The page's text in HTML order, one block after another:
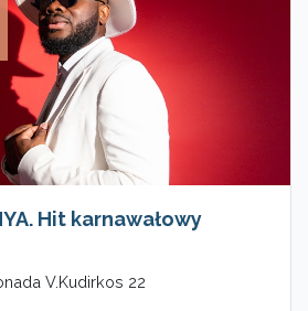
Hit karnawałowy
V.Kudirkos 22